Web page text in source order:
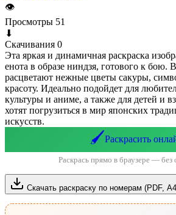
👁
Просмотры 51
⬇
Скачивания 0
Эта яркая и динамичная раскраска
енота в образе ниндзя, готового к бою.
расцветают нежные цветы сакуры,
красоту. Идеально подойдет для
культуры и аниме, а также для детей и
хотят погрузиться в мир японских
искусств.
🖌️Раскрасить
Раскрась прямо в браузере — без
Скачать раскраску по номерам (PDF,